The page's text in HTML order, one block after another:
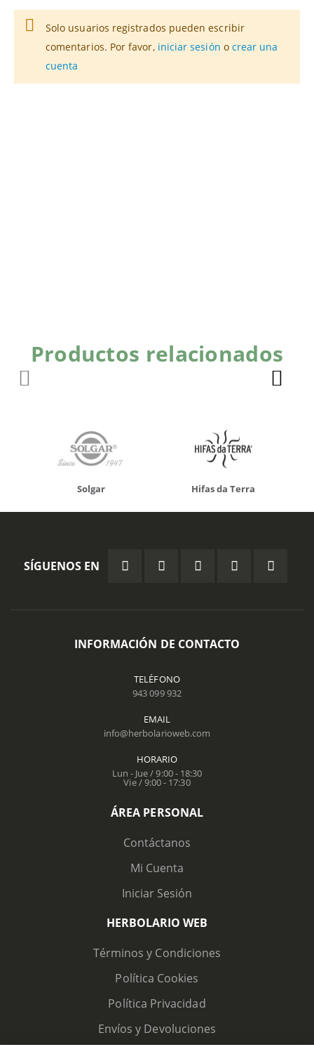
Solo usuarios registrados pueden escribir
comentarios. Por favor, iniciar sesión o crear una
cuenta
Productos relacionados
Solgar Hifas da Terra
SÍGUENOS EN
INFORMACIÓN DE CONTACTO
TELÉFONO
943 099 932
EMAIL
info@herbolarioweb.com
HORARIO
Lun - Jue / 9:00 - 18:30
Vie / 9:00 - 17:30
ÁREA PERSONAL
Contáctanos
Mi Cuenta
Iniciar Sesión
HERBOLARIO WEB
Términos y Condiciones
Política Cookies
Política Privacidad
Envíos y Devoluciones